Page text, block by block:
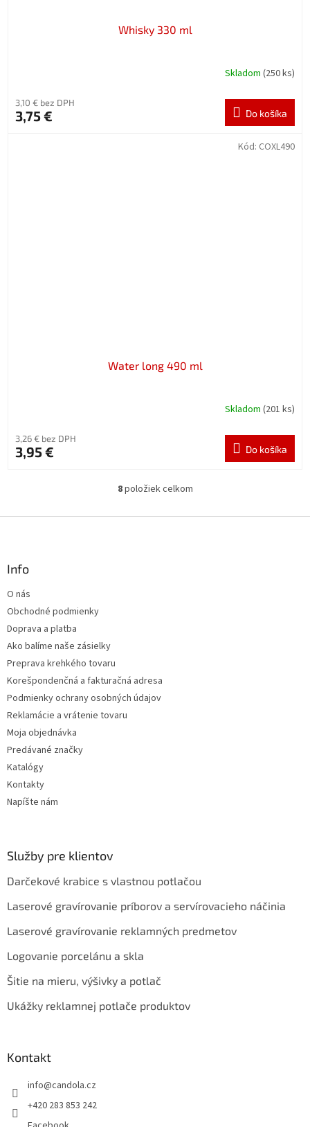
Whisky 330 ml
Skladom (250 ks)
3,10 € bez DPH
3,75 € Do košíka
Water long 490 ml
Skladom (201 ks)
3,26 € bez DPH
3,95 € Do košíka
Kód: COXL490
O
l
v
p
8položiek celkom
Info
O nás
Obchodné podmienky
Doprava a platba
Ako balíme naše zásielky
Preprava krehkého tovaru
Korešpondenčná a fakturačná adresa
Podmienky ochrany osobných údajov
Reklamácie a vrátenie tovaru
Moja objednávka
Predávané značky
Katalógy
Kontakty
Napíšte nám
Služby pre klientov
Darčekové krabice s vlastnou potlačou
Laserové gravírovanie príborov a servírovacieho náčinia
Laserové gravírovanie reklamných predmetov
Logovanie porcelánu a skla
Šitie na mieru, výšivky a potlač
Ukážky reklamnej potlače produktov
Kontakt
info@candola.cz
+420 283 853 242